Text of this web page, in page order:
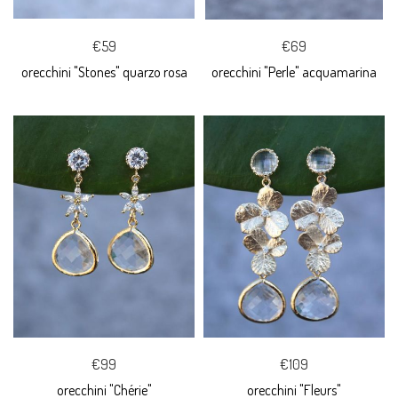
€59
orecchini "Stones" quarzo rosa
€69
orecchini "Perle" acquamarina
€99
orecchini "Chérie"
€109
orecchini "Fleurs"